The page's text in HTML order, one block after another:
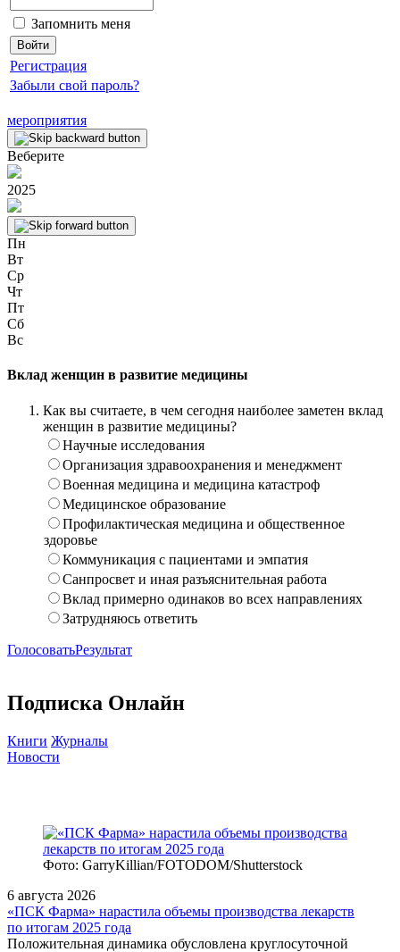
Запомнить меня
Регистрация
Забыли свой пароль?
мероприятия
Веберите
2025
Пн
Вт
Ср
Чт
Пт
Сб
Вс
Вклад женщин в развитие медицины
Как вы считаете, в чем сегодня наиболее заметен вклад
женщин в развитие медицины?
Научные исследования
Организация здравоохранения и менеджмент
Военная медицина и медицина катастроф
Медицинское образование
Профилактическая медицина и общественное
здоровье
Коммуникация с пациентами и эмпатия
Санпросвет и иная разъяснительная работа
Вклад примерно одинаков во всех направлениях
Затрудняюсь ответить
ГолосоватьРезультат
Подписка Онлайн
Книги Журналы
Новости
Фото: GarryKillian/FOTODOM/Shutterstock
6 августа 2026
«ПСК Фарма» нарастила объемы производства лекарств
по итогам 2025 года
Положительная динамика обусловлена круглосуточной